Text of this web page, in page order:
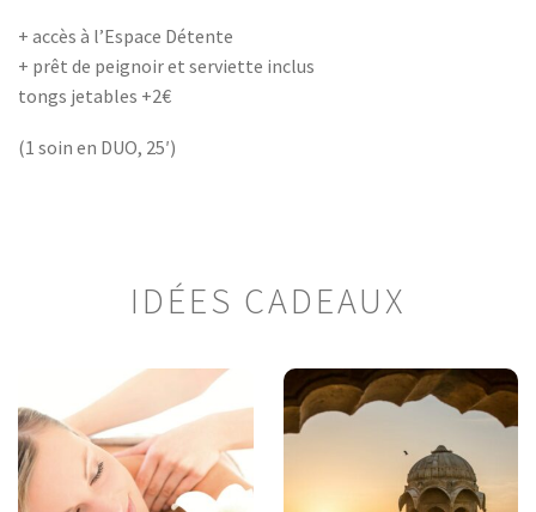
+ accès à l’Espace Détente
+ prêt de peignoir et serviette inclus
tongs jetables +2€
(1 soin en DUO, 25′)
IDÉES CADEAUX